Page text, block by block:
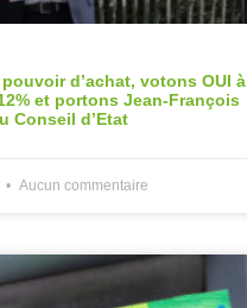
d’achat, votons OUI à
et portons Jean-François
Conseil d’Etat
Aucun commentaire